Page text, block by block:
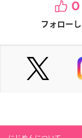
フォロー